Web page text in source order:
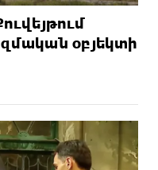
օբյեկտի